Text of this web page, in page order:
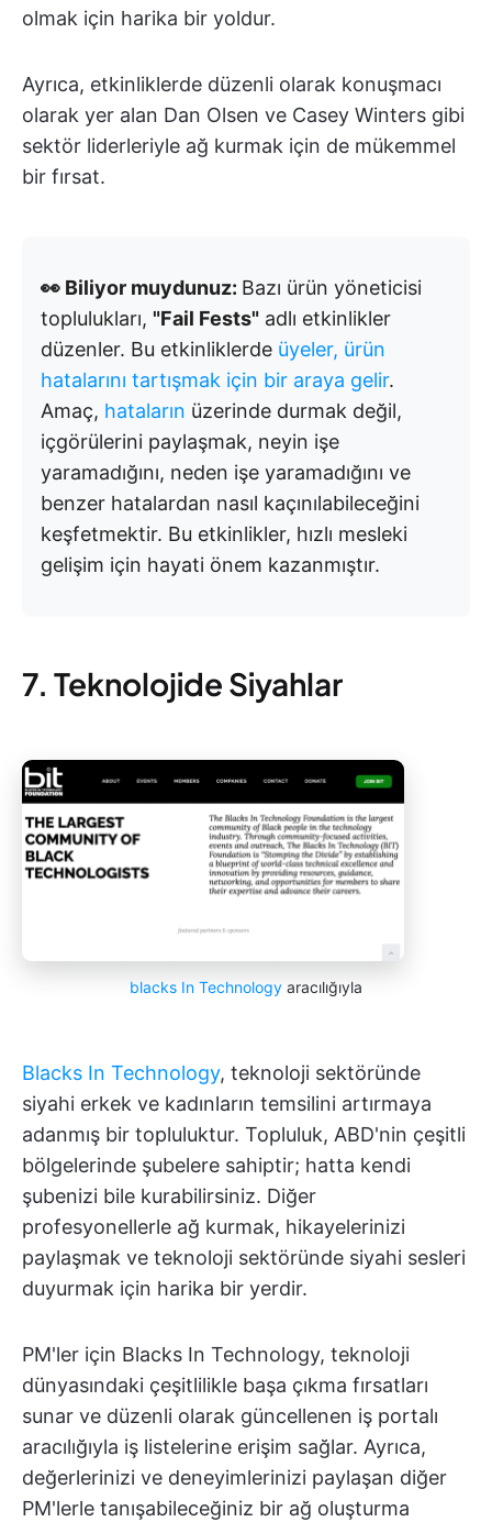
olmak için harika bir yoldur.
Ayrıca, etkinliklerde düzenli olarak konuşmacı
olarak yer alan Dan Olsen ve Casey Winters gibi
sektör liderleriyle ağ kurmak için de mükemmel
bir fırsat.
👀 Biliyor muydunuz: Bazı ürün yöneticisi
toplulukları, "Fail Fests" adlı etkinlikler
düzenler. Bu etkinliklerde üyeler, ürün
hatalarını tartışmak için bir araya gelir.
Amaç, hataların üzerinde durmak değil,
içgörülerini paylaşmak, neyin işe
yaramadığını, neden işe yaramadığını ve
benzer hatalardan nasıl kaçınılabileceğini
keşfetmektir. Bu etkinlikler, hızlı mesleki
gelişim için hayati önem kazanmıştır.
7. Teknolojide Siyahlar
blacks In Technology aracılığıyla
Blacks In Technology, teknoloji sektöründe
siyahi erkek ve kadınların temsilini artırmaya
adanmış bir topluluktur. Topluluk, ABD'nin çeşitli
bölgelerinde şubelere sahiptir; hatta kendi
şubenizi bile kurabilirsiniz. Diğer
profesyonellerle ağ kurmak, hikayelerinizi
paylaşmak ve teknoloji sektöründe siyahi sesleri
duyurmak için harika bir yerdir.
PM'ler için Blacks In Technology, teknoloji
dünyasındaki çeşitlilikle başa çıkma fırsatları
sunar ve düzenli olarak güncellenen iş portalı
aracılığıyla iş listelerine erişim sağlar. Ayrıca,
değerlerinizi ve deneyimlerinizi paylaşan diğer
PM'lerle tanışabileceğiniz bir ağ oluşturma